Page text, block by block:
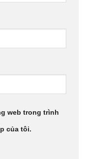
web trong trình
của tôi.